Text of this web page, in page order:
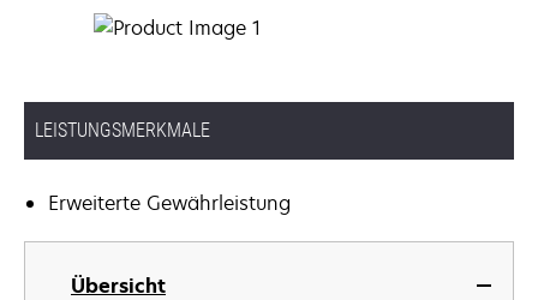
LEISTUNGSMERKMALE
Erweiterte Gewährleistung
Übersicht